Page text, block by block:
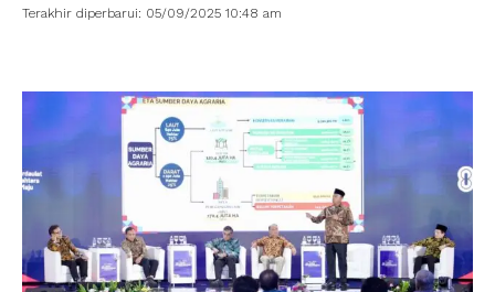
Terakhir diperbarui: 05/09/2025 10:48 am